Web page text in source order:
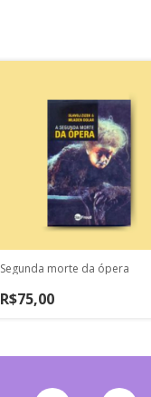
Segunda morte da ópera
R$75,00